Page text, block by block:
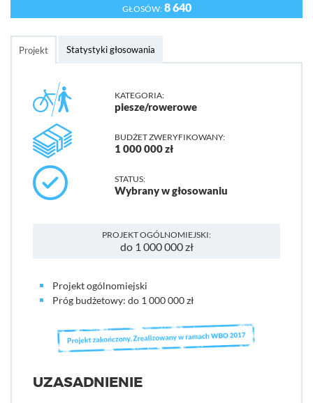
GŁOSÓW:8 640
Projekt Statystyki głosowania
KATEGORIA:
piesze/rowerowe
BUDŻET ZWERYFIKOWANY:
1 000 000 zł
STATUS:
Wybrany w głosowaniu
PROJEKT OGÓLNOMIEJSKI:
do 1 000 000 zł
Projekt ogólnomiejski
Próg budżetowy: do 1 000 000 zł
UZASADNIENIE